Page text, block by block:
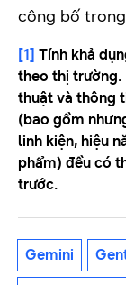
công bố
[1] Tính khả
theo thị trường.
thuật và thông
(bao gồm
linh kiện, hiệu
phẩm) đều có
trước.
Gemini